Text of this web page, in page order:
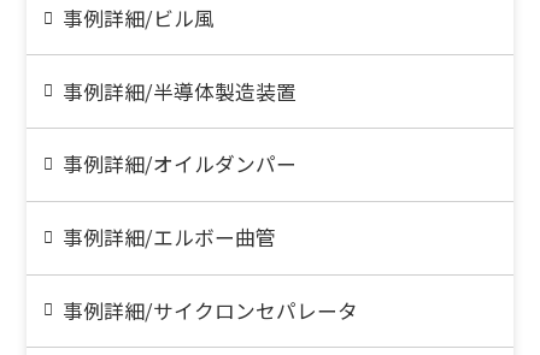
事例詳細/ビル風
事例詳細/半導体製造装置
事例詳細/オイルダンパー
事例詳細/エルボー曲管
事例詳細/サイクロンセパレータ